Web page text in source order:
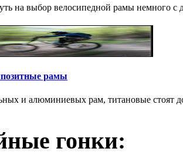
на выбор велосипедной рамы немного с
рамы
и алюминиевых рам, титановые стоят
гонки: